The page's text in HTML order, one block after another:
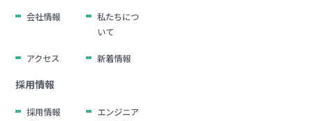
会社情報
私たちにつ
いて
アクセス 新着情報
採用情報
採用情報
エンジニア